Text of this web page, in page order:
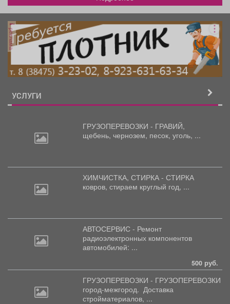
реклама
УСЛУГИ
ГРУЗОПЕРЕВОЗКИ - ГРАВИЙ,
щебень, чернозем, песок, уголь, ...
ХИМЧИСТКА, СТИРКА - СТИРКА
ковров, стираем круглый год, ...
АВТОСЕРВИС - Ремонт
радиоэлектронных компонентов
автомобилей: ...
500 руб.
ГРУЗОПЕРЕВОЗКИ - ГРУЗОПЕРЕВОЗКИ
город-межгород. Доставка
стройматериалов, ...